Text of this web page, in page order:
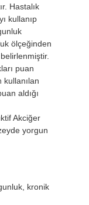
Hastalık
kullanıp
ölçeğinden
puan
kullanılan
aldığı
Akciğer
yorgun
kronik